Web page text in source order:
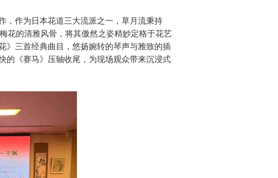
，作为日本花道三大流派之一，草月流秉持
花的清雅风骨，将其傲然之姿精妙定格于花艺
》三首经典曲目，悠扬婉转的琴声与雅致的插
的《赛马》压轴收尾，为现场观众带来沉浸式